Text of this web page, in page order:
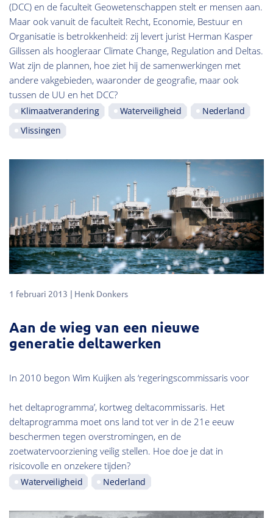
(DCC) en de faculteit Geowetenschappen stelt er mensen aan.
Maar ook vanuit de faculteit Recht, Economie, Bestuur en
Organisatie is betrokkenheid: zij levert jurist Herman Kasper
Gilissen als hoogleraar Climate Change, Regulation and Deltas.
Wat zijn de plannen, hoe ziet hij de samenwerkingen met
andere vakgebieden, waaronder de geografie, maar ook
tussen de UU en het DCC?
Klimaatverandering Waterveiligheid
Nederland
Vlissingen
1 februari 2013 Henk Donkers
Aan de wieg van een nieuwe
generatie deltawerken
In 2010 begon Wim Kuijken als ‘regeringscommissaris voor
het deltaprogramma’, kortweg deltacommissaris. Het
deltaprogramma moet ons land tot ver in de 21e eeuw
beschermen tegen overstromingen, en de
zoetwatervoorziening veilig stellen. Hoe doe je dat in
risicovolle en onzekere tijden?
Waterveiligheid Nederland